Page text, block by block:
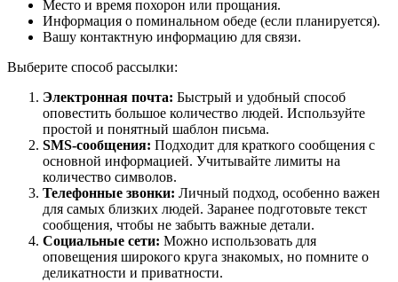
Место и время похорон или прощания.
Информация о поминальном обеде (если планируется).
Вашу контактную информацию для связи.
Выберите способ рассылки:
Электронная почта: Быстрый и удобный способ
оповестить большое количество людей. Используйте
простой и понятный шаблон письма.
SMS-сообщения: Подходит для краткого сообщения с
основной информацией. Учитывайте лимиты на
количество символов.
Телефонные звонки: Личный подход, особенно важен
для самых близких людей. Заранее подготовьте текст
сообщения, чтобы не забыть важные детали.
Социальные сети: Можно использовать для
оповещения широкого круга знакомых, но помните о
деликатности и приватности.